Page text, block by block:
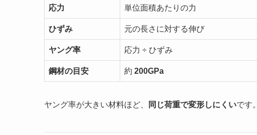
応力 単位面積あたりの力
ひずみ 元の長さに対する伸び
ヤング率 応力 ÷ ひずみ
鋼材の目安 約 200GPa
ヤング率が大きい材料ほど、 同じ荷重で変形しにくいです。